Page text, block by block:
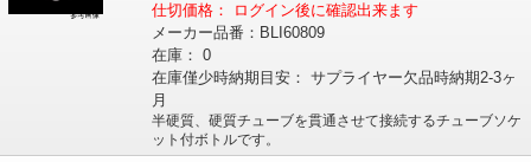
仕切価格：
ログイン後に確認出来ます
メーカー品番： BLI60809
在庫： 0
在庫僅少時納期目安： サプライヤー欠品時納期2-3ヶ
月
半硬質、硬質チューブを貫通させて接続するチューブソケ
ット付ボトルです。